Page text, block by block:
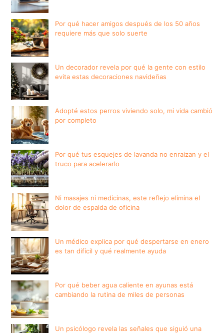
Por qué hacer amigos después de los 50 años
requiere más que solo suerte
Un decorador revela por qué la gente con estilo
evita estas decoraciones navideñas
Adopté estos perros viviendo solo, mi vida cambió
por completo
Por qué tus esquejes de lavanda no enraizan y el
truco para acelerarlo
Ni masajes ni medicinas, este reflejo elimina el
dolor de espalda de oficina
Un médico explica por qué despertarse en enero
es tan difícil y qué realmente ayuda
Por qué beber agua caliente en ayunas está
cambiando la rutina de miles de personas
Un psicólogo revela las señales que siguió una